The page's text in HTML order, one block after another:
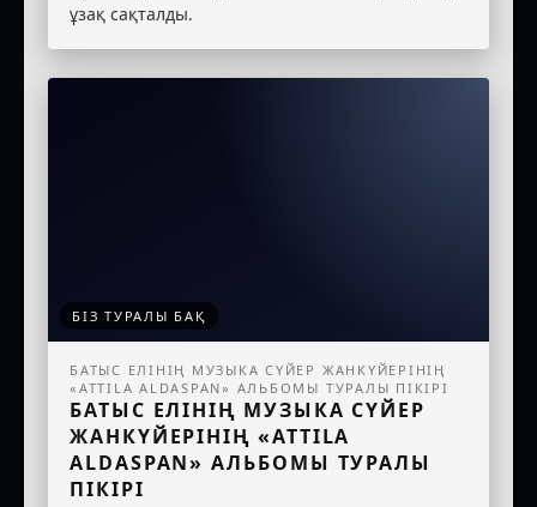
ұзақ сақталды.
БІЗ ТУРАЛЫ БАҚ
БАТЫС ЕЛІНІҢ МУЗЫКА СҮЙЕР ЖАНКҮЙЕРІНІҢ
«ATTILA ALDASPAN» АЛЬБОМЫ ТУРАЛЫ ПІКІРІ
БАТЫС ЕЛІНІҢ МУЗЫКА СҮЙЕР
ЖАНКҮЙЕРІНІҢ «ATTILA
ALDASPAN» АЛЬБОМЫ ТУРАЛЫ
ПІКІРІ